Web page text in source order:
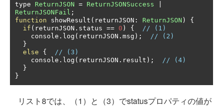
type ReturnJSON = ReturnJSONSuccess
ReturnJSONFail ;
function showResult ( returnJSON : ReturnJSON )
{
if ( returnJSON . status == 0 ) {
// (1)
    console
. log ( returnJSON . msg );
// (2)
}
else
{
// (3)
    console
. log ( returnJSON . result );
// (4)
}
}
リスト8では、（1）と（3）でstatusプロパティの値が